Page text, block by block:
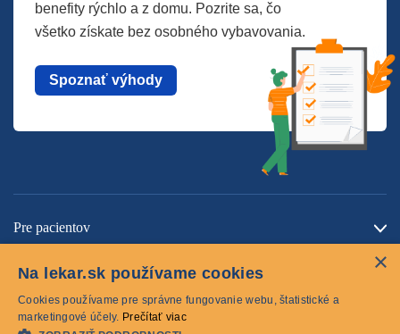
benefity rýchlo a z domu. Pozrite sa, čo
všetko získate bez osobného vybavovania.
Spoznať výhody
Pre pacientov
×
Na lekar.sk používame cookies
Cookies používame pre správne fungovanie webu, štatistické a
marketingové účely. Prečítať viac